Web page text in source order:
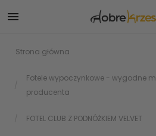

Strona główna
Fotele wypoczynkowe - wygodne
producenta
FOTEL CLUB Z PODNÓŻKIEM VELVET